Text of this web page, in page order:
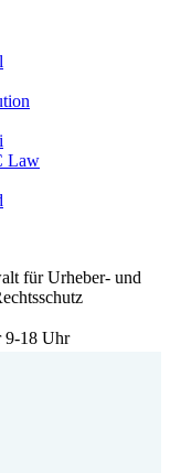
Law
für Urheber- und
9-18 Uhr